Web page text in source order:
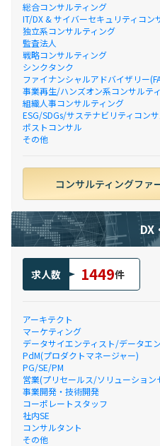
総合コンサルティング
IT/DX & サイバーセキュリティコン
独立系コンサルティング
監査法人
戦略コンサルティング
シンクタンク
ファイナンシャルアドバイザリー
事業再生/ハンズオン系コンサルテ
組織人事コンサルティング
ESG/SDGs/サステナビリティコン
ポストコンサル
その他
コンサルティングファ
DX
求人数 1449件
アーキテクト
マーケティング
データサイエンティスト/データエ
PdM(プロダクトマネージャー)
PG/SE/PM
営業(プリセールス/ソリューション
事業開発・技術開発
コーポレートスタッフ
社内SE
コンサルタント
その他